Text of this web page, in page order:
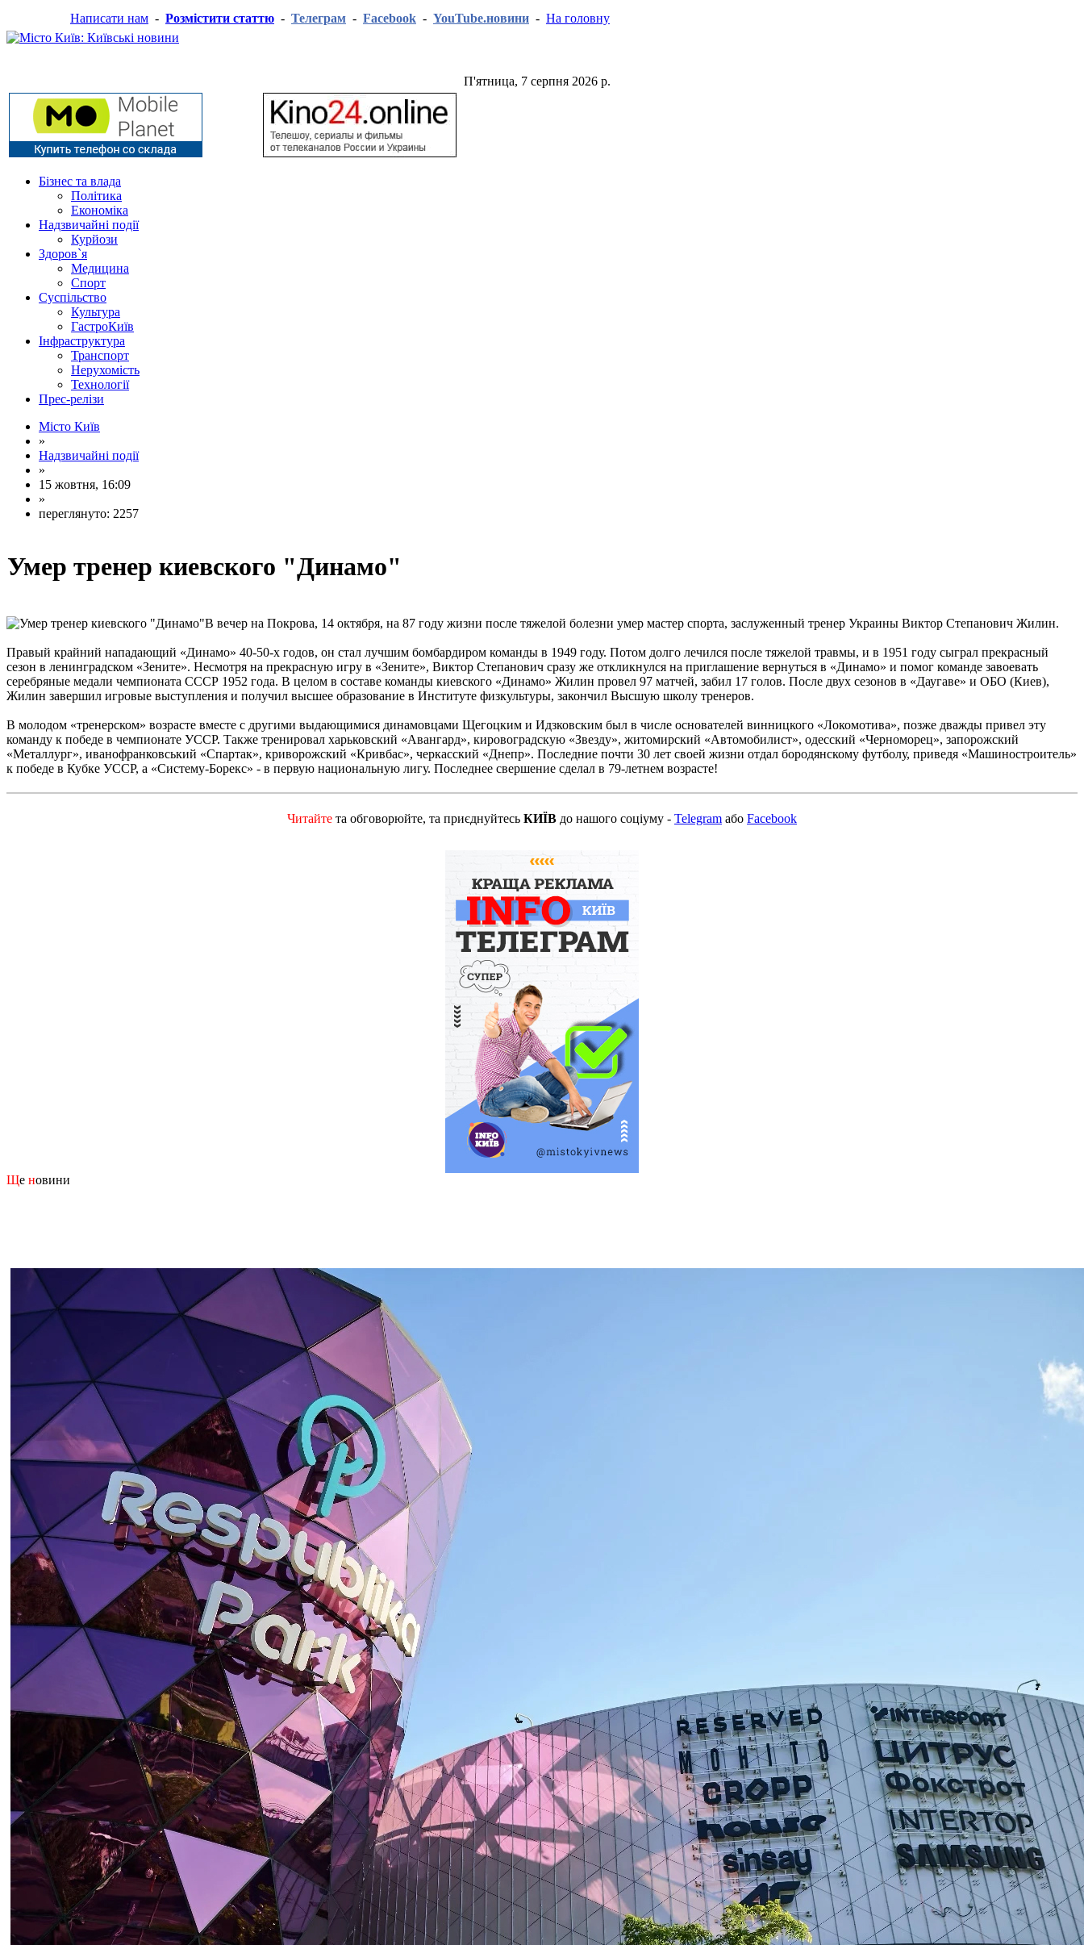
Написати нам - Розмістити статтю - Телеграм - Facebook - YouTube.новини - На головну
П'ятница, 7 серпня 2026 р.
Бізнес та влада
Політика
Економіка
Надзвичайні події
Курйози
Здоров`я
Медицина
Спорт
Суспільство
Культура
ГастроКиїв
Інфраструктура
Транспорт
Нерухомість
Технології
Прес-релізи
Місто Київ
»
Надзвичайні події
»
15 жовтня, 16:09
»
переглянуто: 2257
Умер тренер киевского "Динамо"
В вечер на Покрова, 14 октября, на 87 году жизни после тяжелой болезни умер мастер спорта, заслуженный тренер Украины Виктор Степанович Жилин.
Правый крайний нападающий «Динамо» 40-50-х годов, он стал лучшим бомбардиром команды в 1949 году. Потом долго лечился после тяжелой травмы, и в 1951 году сыграл прекрасный
сезон в ленинградском «Зените». Несмотря на прекрасную игру в «Зените», Виктор Степанович сразу же откликнулся на приглашение вернуться в «Динамо» и помог команде завоевать
серебряные медали чемпионата СССР 1952 года. В целом в составе команды киевского «Динамо» Жилин провел 97 матчей, забил 17 голов. После двух сезонов в «Даугаве» и ОБО (Киев),
Жилин завершил игровые выступления и получил высшее образование в Институте физкультуры, закончил Высшую школу тренеров.
В молодом «тренерском» возрасте вместе с другими выдающимися динамовцами Щегоцким и Идзковским был в числе основателей винницкого «Локомотива», позже дважды привел эту
команду к победе в чемпионате УССР. Также тренировал харьковский «Авангард», кировоградскую «Звезду», житомирский «Автомобилист», одесский «Черноморец», запорожский
«Металлург», иванофранковський «Спартак», криворожский «Кривбас», черкасский «Днепр». Последние почти 30 лет своей жизни отдал бородянскому футболу, приведя «Машиностроитель»
к победе в Кубке УССР, а «Систему-Борекс» - в первую национальную лигу. Последнее свершение сделал в 79-летнем возрасте!
Читайте та обговорюйте, та приєднуйтесь КИЇВ до нашого соціуму - Telegram або Facebook
Ще новини